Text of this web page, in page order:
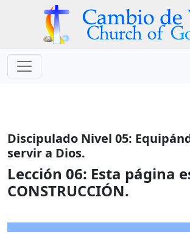
Discipulado Nivel 05:
servir a Dios.
Lección 06: Esta página
CONSTRUCCIÓN.